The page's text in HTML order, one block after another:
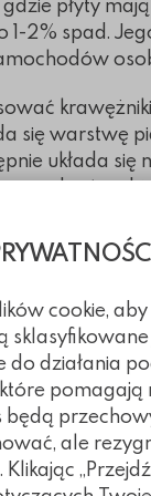
cookie,
do działania
będą
ale
płyty
1-2% spad.
się warstwę
układa
na
jeśli
dla
organiczne.
nie
piaskowa
robić na kilka
dzięki